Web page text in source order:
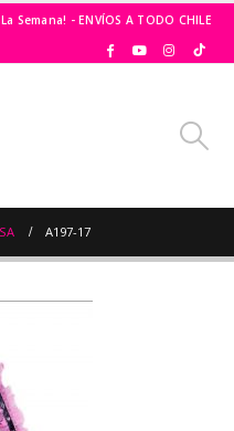
Semana! - ENVÍOS A TODO CHILE
A197-17